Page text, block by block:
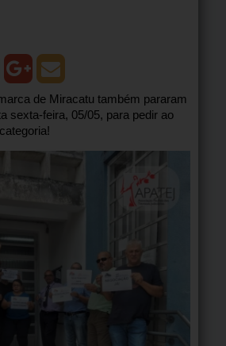
de Miracatu também pararam
sexta-feira, 05/05, para pedir ao